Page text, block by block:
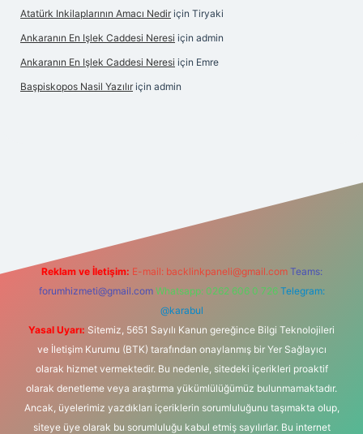
Atatürk Inkilaplarının Amacı Nedir için Tiryaki
Ankaranın En Işlek Caddesi Neresi için admin
Ankaranın En Işlek Caddesi Neresi için Emre
Başpiskopos Nasil Yazılır için admin
Reklam ve İletişim: E-mail: backlinkpaneli@gmail.com Teams:
forumhizmeti@gmail.com Whatsapp: 0262 606 0 726 Telegram:
@karabul
Yasal Uyarı: Sitemiz, 5651 Sayılı Kanun gereğince Bilgi Teknolojileri
ve İletişim Kurumu (BTK) tarafından onaylanmış bir Yer Sağlayıcı
olarak hizmet vermektedir. Bu nedenle, sitedeki içerikleri proaktif
olarak denetleme veya araştırma yükümlülüğümüz bulunmamaktadır.
Ancak, üyelerimiz yazdıkları içeriklerin sorumluluğunu taşımakta olup,
siteye üye olarak bu sorumluluğu kabul etmiş sayılırlar. Bu internet